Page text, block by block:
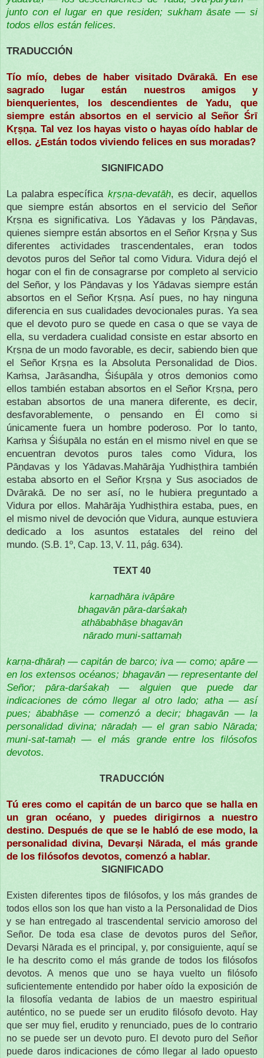
junto con el lugar en que residen; sukham āsate — si
todos ellos están felices.
TRADUCCIÓN
Tío mío, debes de haber visitado Dvārakā. En ese
sagrado lugar están nuestros amigos y
bienquerientes, los descendientes de Yadu, que
siempre están absortos en el servicio al Señor Śrī
Kṛṣṇa. Tal vez los hayas visto o hayas oído hablar de
ellos. ¿Están todos viviendo felices en sus moradas?
SIGNIFICADO
La palabra específica kṛṣṇa-devatāḥ, es decir, aquellos
que siempre están absortos en el servicio del Señor
Kṛṣṇa es significativa. Los Yādavas y los Pāṇḍavas,
quienes siempre están absortos en el Señor Kṛṣṇa y Sus
diferentes actividades trascendentales, eran todos
devotos puros del Señor tal como Vidura. Vidura dejó el
hogar con el fin de consagrarse por completo al servicio
del Señor, y los Pāṇḍavas y los Yādavas siempre están
absortos en el Señor Kṛṣṇa. Así pues, no hay ninguna
diferencia en sus cualidades devocionales puras. Ya sea
que el devoto puro se quede en casa o que se vaya de
ella, su verdadera cualidad consiste en estar absorto en
Kṛṣṇa de un modo favorable, es decir, sabiendo bien que
el Señor Kṛṣṇa es la Absoluta Personalidad de Dios.
Kaṁsa, Jarāsandha, Śiśupāla y otros demonios como
ellos también estaban absortos en el Señor Kṛṣṇa, pero
estaban absortos de una manera diferente, es decir,
desfavorablemente, o pensando en Él como si
únicamente fuera un hombre poderoso. Por lo tanto,
Kaṁsa y Śiśupāla no están en el mismo nivel en que se
encuentran devotos puros tales como Vidura, los
Pāṇḍavas y los Yādavas.Mahārāja Yudhiṣṭhira también
estaba absorto en el Señor Kṛṣṇa y Sus asociados de
Dvārakā. De no ser así, no le hubiera preguntado a
Vidura por ellos. Mahārāja Yudhiṣṭhira estaba, pues, en
el mismo nivel de devoción que Vidura, aunque estuviera
dedicado a los asuntos estatales del reino del
mundo. (S.B. 1º, Cap. 13, V. 11, pág. 634).
TEXT 40
karṇadhāra ivāpāre
bhagavān pāra-darśakaḥ
athābabhāṣe bhagavān
nārado muni-sattamaḥ
karṇa-dhāraḥ — capitán de barco; iva — como; apāre —
en los extensos océanos; bhagavān — representante del
Señor; pāra-darśakaḥ — alguien que puede dar
indicaciones de cómo llegar al otro lado; atha — así
pues; ābabhāṣe — comenzó a decir; bhagavān — la
personalidad divina; nāradaḥ — el gran sabio Nārada;
muni-sat-tamaḥ — el más grande entre los filósofos
devotos.
TRADUCCIÓN
Tú eres como el capitán de un barco que se halla en
un gran océano, y puedes dirigirnos a nuestro
destino. Después de que se le habló de ese modo, la
personalidad divina, Devarṣi Nārada, el más grande
de los filósofos devotos, comenzó a hablar.
SIGNIFICADO
Existen diferentes tipos de filósofos, y los más grandes de
todos ellos son los que han visto a la Personalidad de Dios
y se han entregado al trascendental servicio amoroso del
Señor. De toda esa clase de devotos puros del Señor,
Devarṣi Nārada es el principal, y, por consiguiente, aquí se
le ha descrito como el más grande de todos los filósofos
devotos. A menos que uno se haya vuelto un filósofo
suficientemente entendido por haber oído la exposición de
la filosofía vedanta de labios de un maestro espiritual
auténtico, no se puede ser un erudito filósofo devoto. Hay
que ser muy fiel, erudito y renunciado, pues de lo contrario
no se puede ser un devoto puro. El devoto puro del Señor
puede daros indicaciones de cómo llegar al lado opuesto